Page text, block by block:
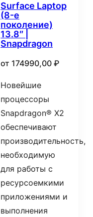
Surface Laptop
(8-е
поколение)
13.8″ |
Snapdragon
от 174990,00 ₽
Новейшие
процессоры
Snapdragon® X2
обеспечивают
производительность,
необходимую
для работы с
ресурсоемкими
приложениями и
выполнения